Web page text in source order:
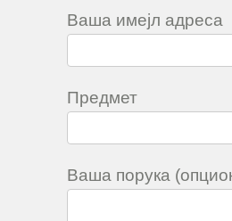
Ваша имејл адреса
Предмет
Ваша порука